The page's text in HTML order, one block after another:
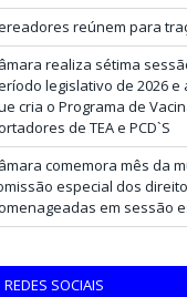
reúnem para
realiza sétima
legislativo de 2026 e
cria o Programa de
de TEA e PCD`S
comemora mês da
especial dos
em sessão
REDES SOCIAIS